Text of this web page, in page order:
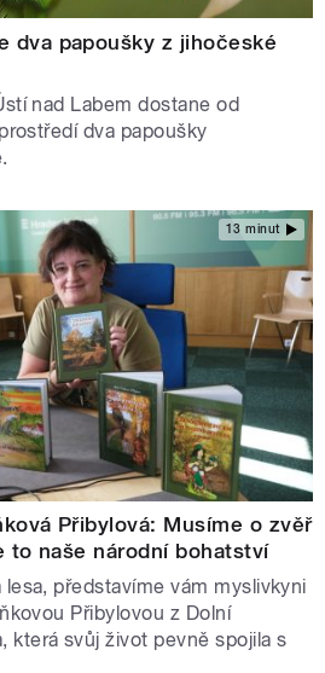
dva papoušky z jihočeské
nad Labem dostane od
dva papoušky
13 minut
Přibylová: Musíme o zvěř
to naše národní bohatství
představíme vám myslivkyni
Přibylovou z Dolní
která svůj život pevně spojila s